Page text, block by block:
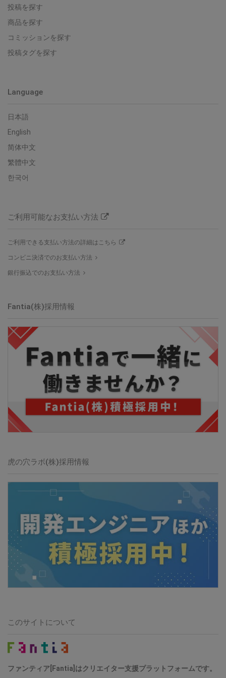
投稿を探す
商品を探す
コミッションを探す
投稿タグを探す
Language
日本語
English
简体中文
繁體中文
한국어
ご利用可能なお支払い方法
ご利用できる支払い方法の詳細はこちら
コンビニ決済でのお支払い方法
銀行振込でのお支払い方法
Fantia(株)採用情報
虎の穴ラボ(株)採用情報
このサイトについて
ファンティア[Fantia]はクリエイター支援プラットフォームです。